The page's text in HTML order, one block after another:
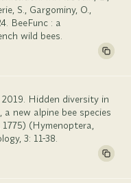
S., Gargominy, O.,
BeeFunc : a
wild bees.
2019. Hidden diversity in
a new alpine bee species
(Hymenoptera,
3: 11-38.